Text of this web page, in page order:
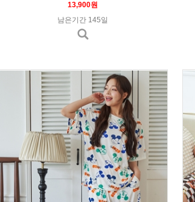
13,900원
남은기간 145일